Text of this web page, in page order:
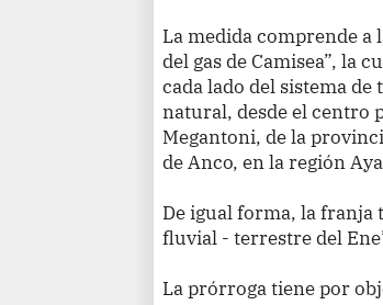
La medida comprende
del gas de Camisea”, la
cada lado del sistema
natural, desde el centro
Megantoni, de la
de Anco, en la región
De igual forma, la
fluvial - terrestre del
La prórroga tiene por